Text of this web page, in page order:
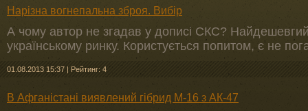
Нарізна вогнепальна зброя. Вибір
А чому автор не згадав у дописі СКС?
українському ринку. Користується попитом, є не
01.08.2013 15:37 | Рейтинг: 4
В Афганістані виявлений гібрид М-16 з АК-47